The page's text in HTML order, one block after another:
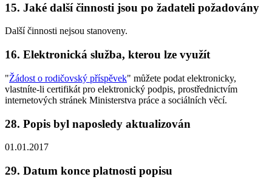
15. Jaké další činnosti jsou po žadateli požadovány
Další činnosti nejsou stanoveny.
16. Elektronická služba, kterou lze využít
"Žádost o rodičovský příspěvek" můžete podat elektronicky,
vlastníte-li certifikát pro elektronický podpis, prostřednictvím
internetových stránek Ministerstva práce a sociálních věcí.
28. Popis byl naposledy aktualizován
01.01.2017
29. Datum konce platnosti popisu